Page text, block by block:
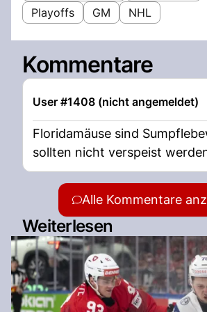
Playoffs GM NHL
Kommentare
User #1408 (nicht angemeldet)
Floridamäuse sind
sollten nicht verspeist
Alle Kommentare
Weiterlesen